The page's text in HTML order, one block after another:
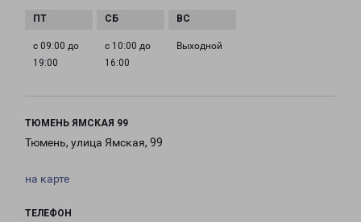
с 09:00 до
19:00
с 10:00 до
16:00
Выходной
ТЮМЕНЬ ЯМСКАЯ 99
Тюмень, улица Ямская, 99
на карте
ТЕЛЕФОН